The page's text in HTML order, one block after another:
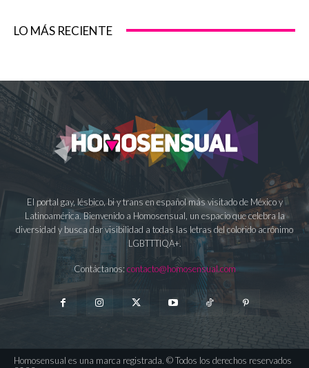
LO MÁS RECIENTE
El portal gay, lésbico, bi y trans en español más visitado de México y
Latinoamérica. Bienvenido a Homosensual, un espacio que celebra la
diversidad y busca dar visibilidad a todas las letras del colorido acrónimo
LGBTTTIQA+.
Contáctanos: contacto@homosensual.com
Homosensual es una marca registrada. © Todos los derechos reservados